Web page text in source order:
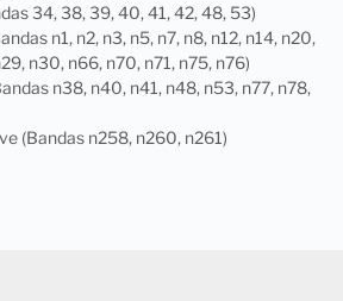
34, 38, 39, 40, 41, 42, 48, 53)
n1, n2, n3, n5, n7, n8, n12, n14, n20,
n30, n66, n70, n71, n75, n76)
n38, n40, n41, n48, n53, n77, n78,
(Bandas n258, n260, n261)